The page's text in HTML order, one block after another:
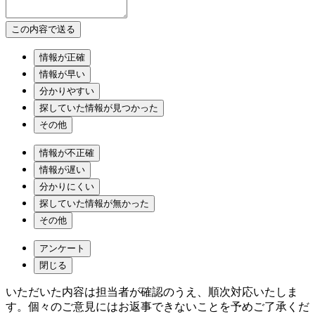
情報が正確
情報が早い
分かりやすい
探していた情報が見つかった
その他
情報が不正確
情報が遅い
分かりにくい
探していた情報が無かった
その他
アンケート
閉じる
いただいた内容は担当者が確認のうえ、順次対応いたしま
す。個々のご意見にはお返事できないことを予めご了承くだ